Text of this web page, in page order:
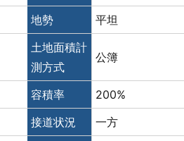
地勢 平坦
土地面積計
測方式
公簿
容積率
200%
接道状況
一方